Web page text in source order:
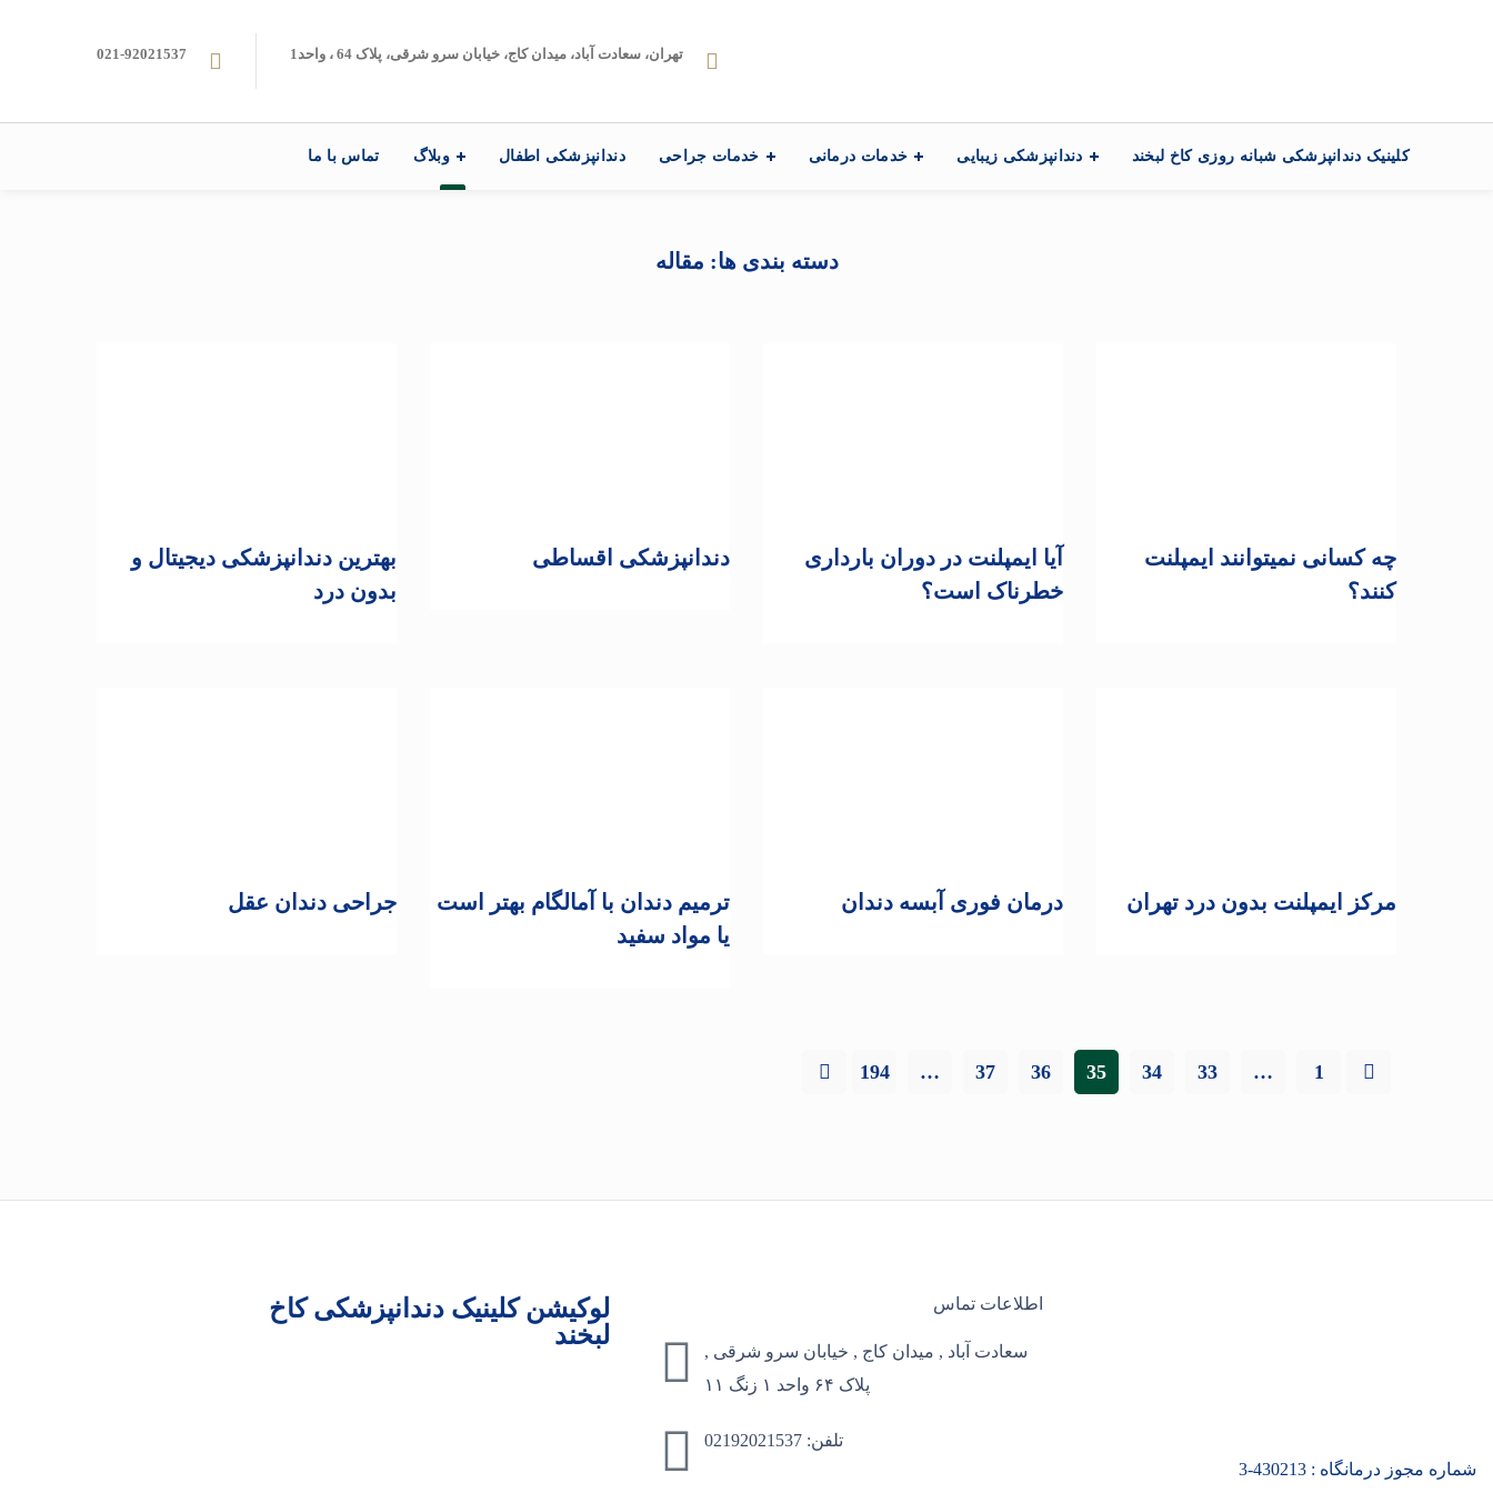
تهران، سعادت آباد، میدان کاج، خیابان سرو شرقی، پلاک 64 ، واحد1 021-92021537
کلینیک دندانپزشکی شبانه روزی کاخ لبخند دندانپزشکی زیبایی خدمات درمانی خدمات جراحی دندانپزشکی اطفال وبلاگ تماس با ما
دسته بندی ها: مقاله
بهترین دندانپزشکی دیجیتال و
بدون درد
دندانپزشکی اقساطی
آیا ایمپلنت در دوران بارداری
خطرناک است؟
چه کسانی نمیتوانند ایمپلنت
کنند؟
جراحی دندان عقل
ترمیم دندان با آمالگام بهتر است
یا مواد سفید
درمان فوری آبسه دندان مرکز ایمپلنت بدون درد تهران
1
…
33
34
35
36
37
…
194
شماره مجوز درمانگاه : 430213
-3
اطلاعات تماس
سعادت آباد , میدان کاج , خیابان سرو شرقی ,
پلاک ۶۴ واحد ۱ زنگ ۱۱
تلفن: 02192021537
لوکیشن کلینیک دندانپزشکی کاخ
لبخند